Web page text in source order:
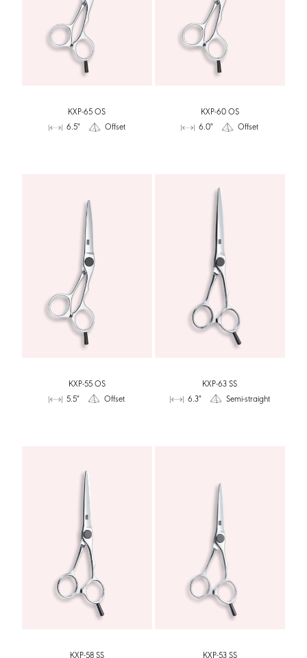
KXP-65 OS
6.5"
Offset
KXP-60 OS
6.0"
Offset
KXP-55 OS
5.5"
Offset
KXP-63 SS
6.3"
Semi-straight
KXP-58 SS KXP-53 SS